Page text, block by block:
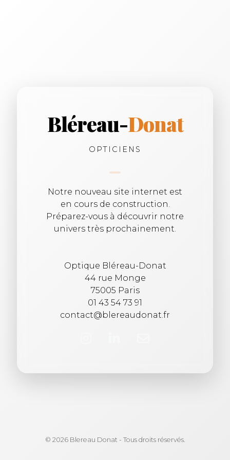
Bléreau-Donat
OPTICIENS
Notre nouveau site internet est
en cours de construction.
Préparez-vous à découvrir notre
univers très prochainement.
Optique Bléreau-Donat
44 rue Monge
75005 Paris
01 43 54 73 91
contact@blereaudonat.fr
© 2026 Blereau Donat - Tous droits réservés.